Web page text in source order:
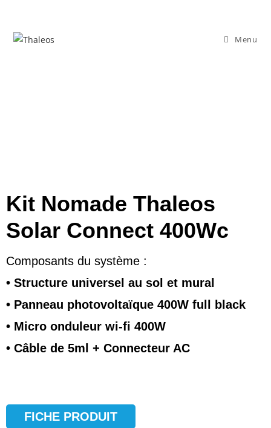
Menu
Kit Nomade Thaleos
Solar Connect 400Wc
Composants du système :
• Structure universel au sol et mural
• Panneau photovoltaïque 400W full black
• Micro onduleur wi-fi 400W
• Câble de 5ml + Connecteur AC
FICHE PRODUIT